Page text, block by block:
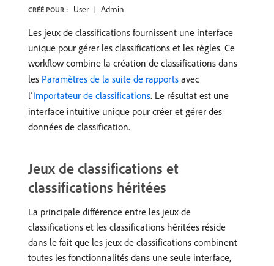
CRÉÉ POUR : User Admin
Les jeux de classifications fournissent une interface
unique pour gérer les classifications et les règles. Ce
workflow combine la création de classifications dans
les Paramètres de la suite de rapports avec
l’Importateur de classifications. Le résultat est une
interface intuitive unique pour créer et gérer des
données de classification.
Jeux de classifications et
classifications héritées
La principale différence entre les jeux de
classifications et les classifications héritées réside
dans le fait que les jeux de classifications combinent
toutes les fonctionnalités dans une seule interface,